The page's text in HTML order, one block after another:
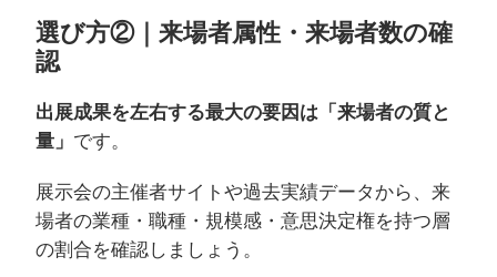
選び方②｜来場者属性・来場者数の確
認
出展成果を左右する最大の要因は「来場者の質と
量」 です。
展示会の主催者サイトや過去実績データから、来
場者の業種・職種・規模感・意思決定権を持つ層
の割合を確認しましょう。